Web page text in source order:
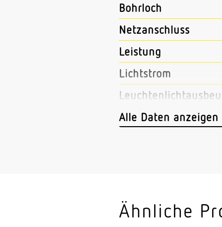
Bohrloch
Netzanschluss
Leistung
Lichtstrom
Mit Bewegungsmelder
Farbabweichung LED
Alle Daten anzeigen
Ähnliche